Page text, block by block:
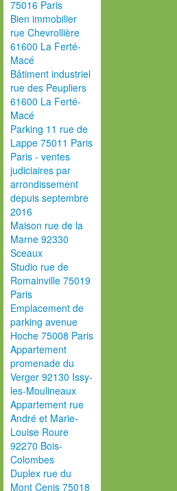
75016 Paris
Bien immobilier
rue Chevrollière
61600 La Ferté-
Macé
Bâtiment industriel
rue des Peupliers
61600 La Ferté-
Macé
Parking 11 rue de
Lappe 75011 Paris
Paris - ventes
judiciaires par
arrondissement
depuis septembre
2016
Maison rue de la
Marne 92330
Sceaux
Studio rue de
Romainville 75019
Paris
Emplacement de
parking avenue
Hoche 75008 Paris
Appartement
promenade du
Verger 92130 Issy-
les-Moulineaux
Appartement rue
André et Marie-
Louise Roure
92270 Bois-
Colombes
Duplex rue du
Mont Cenis 75018